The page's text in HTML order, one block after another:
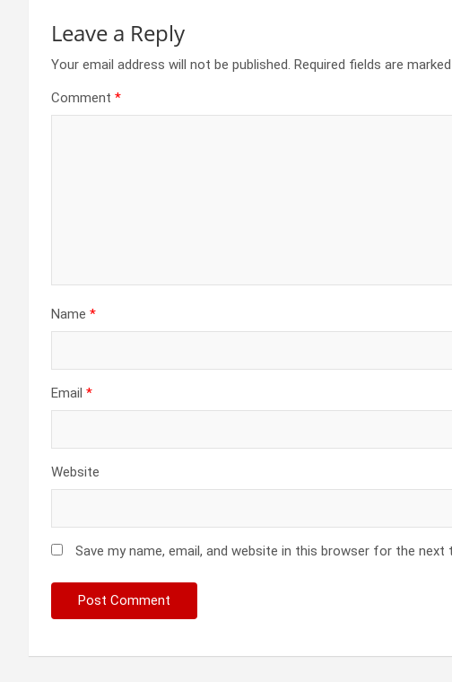
Leave a Reply
Your email address will not be published. Required fields are marked
Comment *
Name *
Email *
Website
Save my name, email, and website in this browser for the next